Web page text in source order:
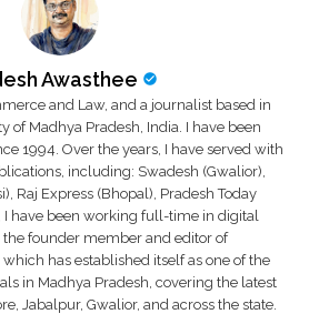
Awasthee
and Law, and a journalist based in
of Madhya Pradesh, India. I have been
1994. Over the years, I have served with
including: Swadesh (Gwalior),
Raj Express (Bhopal), Pradesh Today
I have been working full-time in digital
founder member and editor of
has established itself as one of the
in Madhya Pradesh, covering the latest
Jabalpur, Gwalior, and across the state.